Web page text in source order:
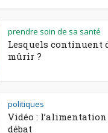
prendre soin de sa santé
Lesquels continuent
mûrir ?
politiques
Vidéo :
débat